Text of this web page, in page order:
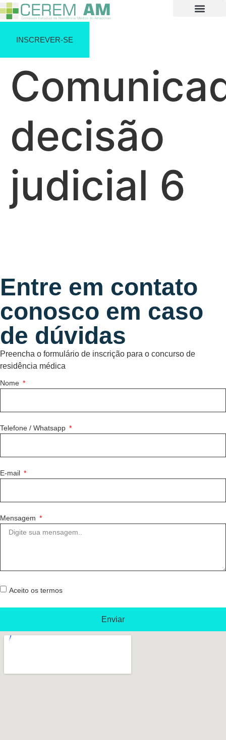
INSCREVER-SE
decisão
judicial 6
Entre em contato
conosco em caso
de dúvidas
Preencha o formulário de inscrição para o concurso de
residência médica
Nome
Telefone / Whatsapp
E-mail
Mensagem
Aceito os termos
Enviar